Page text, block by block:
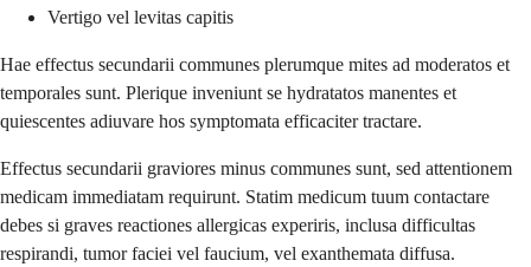
Vertigo vel levitas capitis
Hae effectus secundarii communes plerumque mites ad moderatos et
temporales sunt. Plerique inveniunt se hydratatos manentes et
quiescentes adiuvare hos symptomata efficaciter tractare.
Effectus secundarii graviores minus communes sunt, sed attentionem
medicam immediatam requirunt. Statim medicum tuum contactare
debes si graves reactiones allergicas experiris, inclusa difficultas
respirandi, tumor faciei vel faucium, vel exanthemata diffusa.